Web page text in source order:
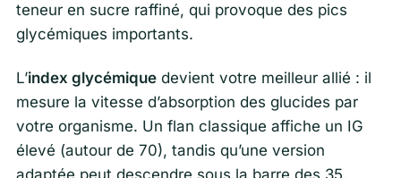
teneur en sucre raffiné, qui provoque des pics
glycémiques importants.
L’index glycémique devient votre meilleur allié : il
mesure la vitesse d’absorption des glucides par
votre organisme. Un flan classique affiche un IG
élevé (autour de 70), tandis qu’une version
adaptée peut descendre sous la barre des 35.